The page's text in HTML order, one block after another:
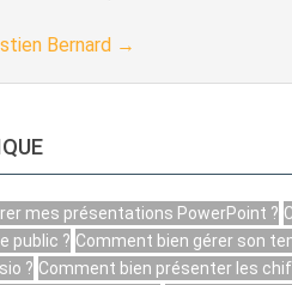
Bernard →
mes présentations PowerPoint ?
public ? Comment bien gérer son
? Comment bien présenter les